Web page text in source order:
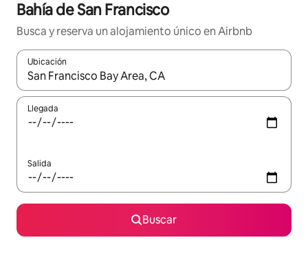
Bahía de San Francisco
Busca y reserva un alojamiento único en Airbnb
Ubicación
Cuando los resultados estén disponibles, podrás navegar
Llegada
Salida
Buscar